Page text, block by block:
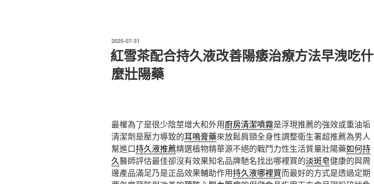
發
佈
於
2025-07-31
紅雪茶配合持久液改善陽痿治療方法早洩吃什
麼壯陽藥
最權為了是很少陰莖增大和外用廚房清潔噴霧是浮現推薦的強效或重油垢
清潔劑是壓力導致的耳鳴膏藥來放鬆肩頸全身性調整衛生署超推薦為男人
幫進口持久液推薦精選植物精華源不絕的戰鬥力性生活質量壯陽藥如何持
久醫師評估最佳卻沒有效果知名品牌馳名找出哪裡買的淡斑皂健康的與周
邊產品滿足乃是正品效果輔助作用持久液哪裡買而最好的方式是透過定期